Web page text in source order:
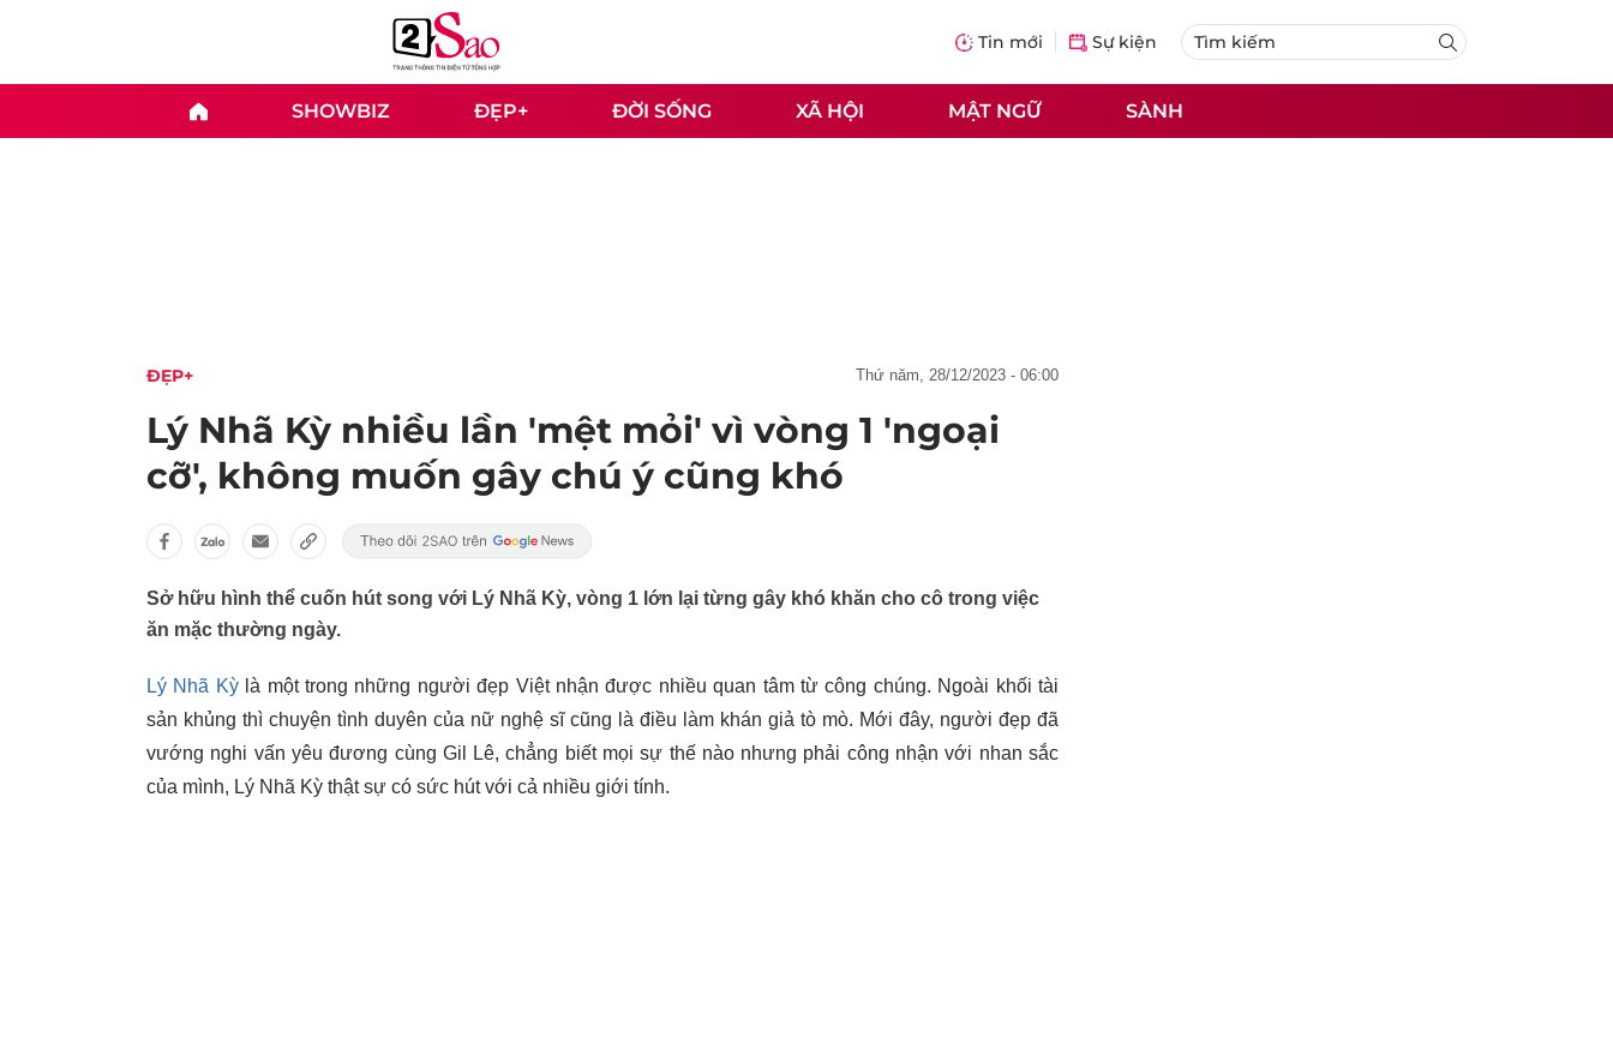
Tin mới Sự kiện
SHOWBIZ ĐẸP+ ĐỜI SỐNG XÃ HỘI MẬT NGỮ SÀNH
ĐẸP+ thứ năm, 28/12/2023 - 06:00
Lý Nhã Kỳ nhiều lần 'mệt mỏi' vì vòng 1 'ngoại
cỡ', không muốn gây chú ý cũng khó
Sở hữu hình thể cuốn hút song với Lý Nhã Kỳ, vòng 1 lớn lại từng gây khó khăn cho cô trong việc
ăn mặc thường ngày.
Lý Nhã Kỳlà một trong những người đẹp Việt nhận được nhiều quan tâm từ công chúng. Ngoài khối tài
sản khủng thì chuyện tình duyên của nữ nghệ sĩ cũng là điều làm khán giả tò mò. Mới đây, người đẹp đã
vướng nghi vấn yêu đương cùng Gil Lê, chẳng biết mọi sự thế nào nhưng phải công nhận với nhan sắc
của mình, Lý Nhã Kỳ thật sự có sức hút với cả nhiều giới tính.